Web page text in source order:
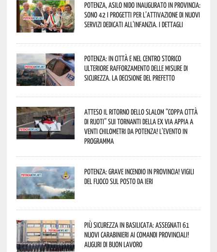
Potenza, asilo nido inaugurato in provincia:
sono 42 i progetti per l’attivazione di nuovi
servizi dedicati all’infanzia. I dettagli
Potenza: in città e nel centro storico
ulteriore rafforzamento delle misure di
sicurezza. La decisione del Prefetto
Atteso il ritorno dello slalom “Coppa Città
di Ruoti” sui tornanti della ex via Appia a
venti chilometri da Potenza! L’evento in
programma
Potenza: grave incendio in Provincia! Vigili
del fuoco sul posto da ieri
Più sicurezza in Basilicata: assegnati 61
nuovi Carabinieri ai Comandi provinciali!
Auguri di buon lavoro